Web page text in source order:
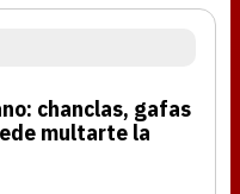
chanclas, gafas
multarte la